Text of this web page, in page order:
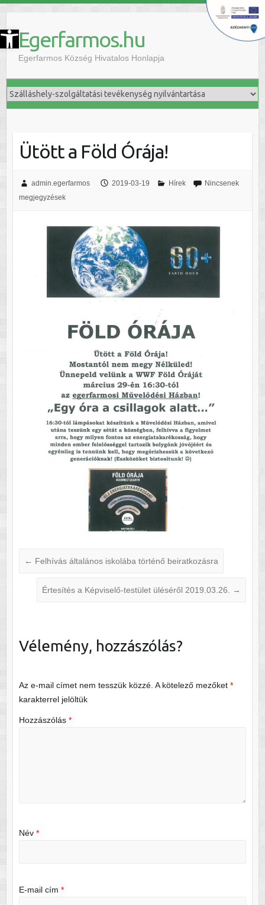
Eszköztár megnyitása Egerfarmos.hu
Egerfarmos Község Hivatalos Honlapja
Ütött a Föld Órája!
admin.egerfarmos 2019-03-19 Hírek
Nincsenek
megjegyzések
← Felhívás általános iskolába történő beiratkozásra
Értesítés a Képviselő-testület üléséről 2019.03.26. →
Vélemény, hozzászólás?
Az e-mail címet nem tesszük közzé. A kötelező mezőket *
karakterrel jelöltük
Hozzászólás *
Név *
E-mail cím *